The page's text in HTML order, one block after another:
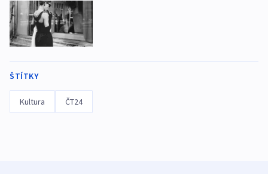
ŠTÍTKY
Kultura ČT24